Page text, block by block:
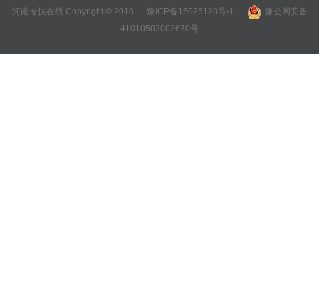
河南专技在线 Copyright © 2018
豫ICP备15025128号-1
豫公网安备
41010502002670号